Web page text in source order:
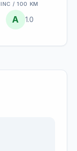
INC / 100 KM
A 1.0